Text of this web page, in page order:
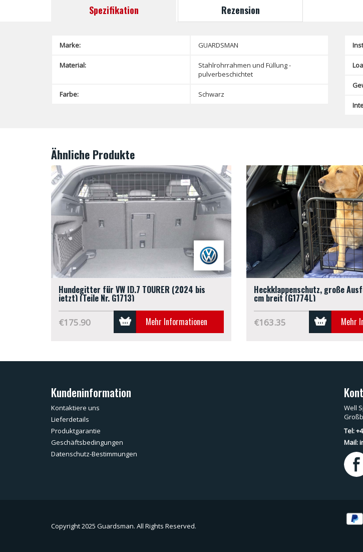
Spezifikation Rezension
Marke: GUARDSMAN
Material:
Stahlrohrrahmen und Füllung -
pulverbeschichtet
Farbe: Schwarz
Ähnliche Produkte
Hundegitter für VW ID.7 TOURER (2024 bis
jetzt) (Teile Nr. G1713)
€175.90 Mehr Informationen
Heckklappenschutz, große
cm breit (G1774L)
€163.35 Mehr
Kundeninformation
Kontaktiere uns
Lieferdetails
Produktgarantie
Geschäftsbedingungen
Datenschutz-Bestimmungen
Well
Tel:
Mail:
Copyright 2025 Guardsman. All Rights Reserved.